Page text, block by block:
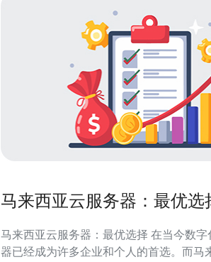
马来西亚云服务器：最优选
马来西亚云服务器：最优选择 在当今数字化时代，云服务
器已经成为许多企业和个人的首选。而马